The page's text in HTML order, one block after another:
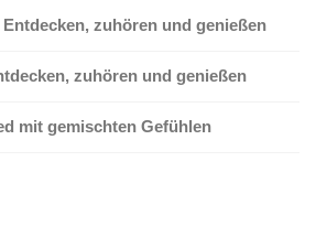
Entdecken, zuhören und genießen
zuhören und genießen
mit gemischten Gefühlen